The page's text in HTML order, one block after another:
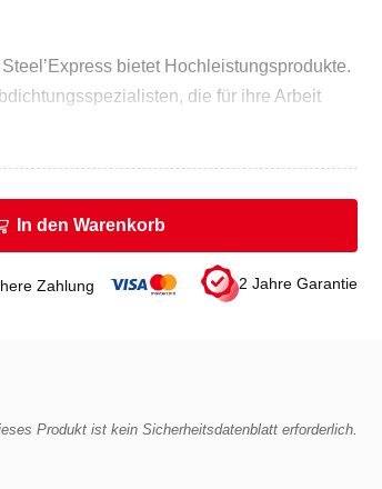
bietet Hochleistungsprodukte.
die für ihre Arbeit
In den Warenkorb
Zahlung 2 Jahre Garantie
Produkt ist kein Sicherheitsdatenblatt erforderlich.